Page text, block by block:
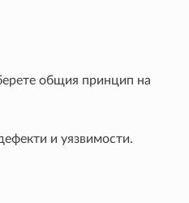
общия принцип на
и уязвимости.